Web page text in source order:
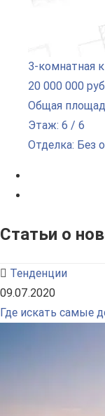
3-комнатная
20 000 000
Общая
Этаж: 6 / 6
Отделка: Без
Статьи о
Тенденции
09.07.2020
Где искать самые